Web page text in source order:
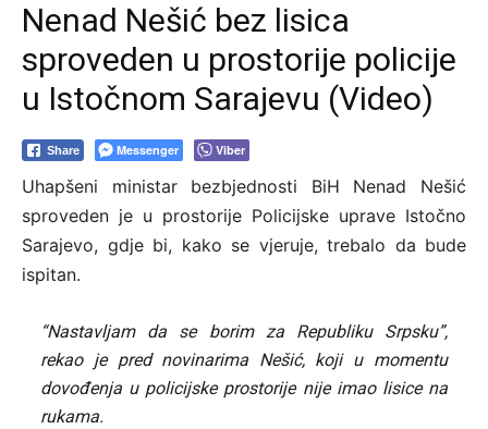
Nenad Nešić bez lisica
sproveden u prostorije policije
u Istočnom Sarajevu (Video)
Share Messenger Viber
Uhapšeni ministar bezbjednosti BiH Nenad Nešić
sproveden je u prostorije Policijske uprave Istočno
Sarajevo, gdje bi, kako se vjeruje, trebalo da bude
ispitan.
“Nastavljam da se borim za Republiku Srpsku”,
rekao je pred novinarima Nešić, koji u momentu
dovođenja u policijske prostorije nije imao lisice na
rukama.